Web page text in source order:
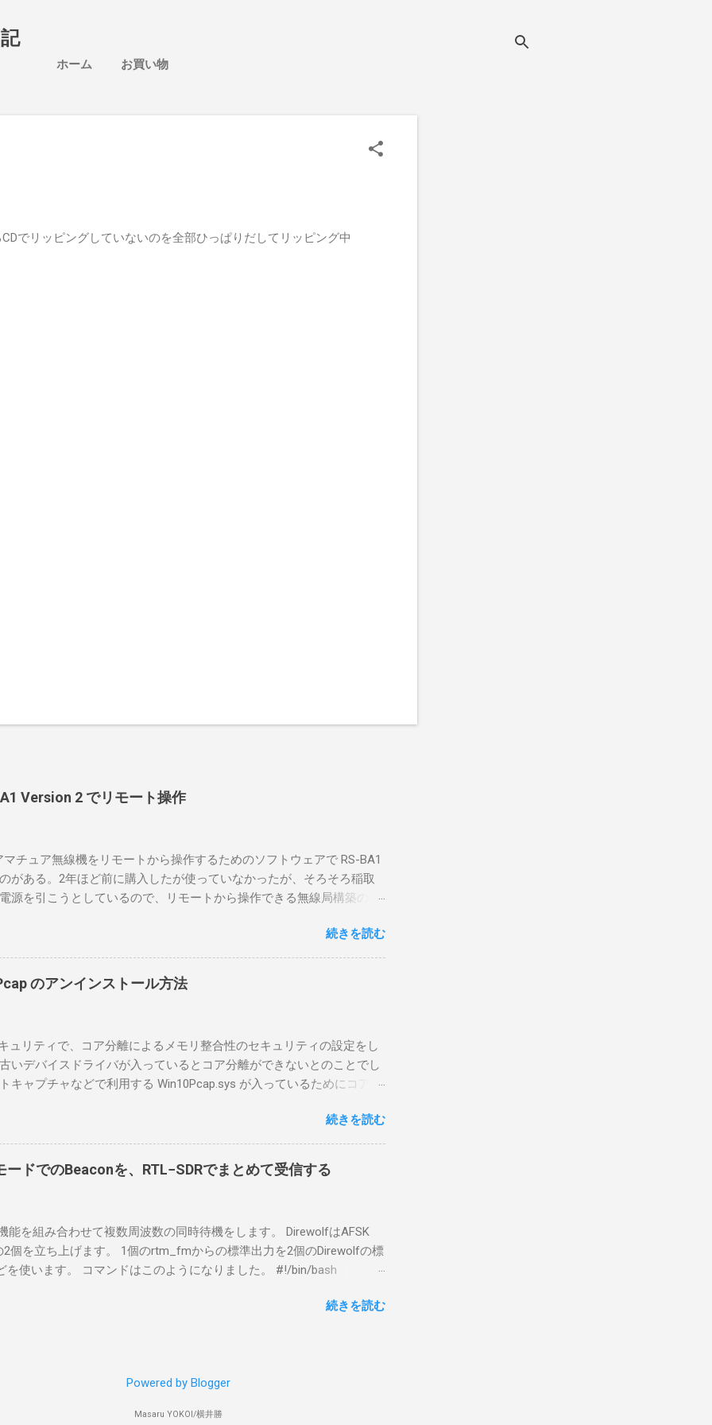
ホーム お買い物
でリッピングしていないのを全部ひっぱりだしてリッピング中
Version 2 でリモート操作
マチュア無線機をリモートから操作するためのソフトウェアで RS-BA1
がある。2年ほど前に購入したが使っていなかったが、そろそろ稲取
源を引こうとしているので、リモートから操作できる無線局構築のた
ったのだが、ちっともそんなに簡単につながらなかった。ということ
ポイントを明示しながら、私なりの解説を書いてみる。 基本的な構成
使う場合は、下記のこれらものが必要である ICOMの無線機。 今回は私
るIC-7300を使う。 無線機側(サーバ側) のWindows PC。 今回はちょ
なと思って。 操作側 (クライアント側) の Windows PC。 今回は手元
スコンピュータのWindows 11が入ったPC 操作側で音声を使った交信
ば、相応なマイクなど。 そして、リモート操作を行うソフトウェアで
した無線機からサーバPC、クライアントPCまでの流れはこの様になっ
線機内では、USB Hubの先にUSB SerialとUSB Audio がつながってい
は無線機のマイコンとつながり、CI-Vでのコマンドが交換でき
で交換できるようになっており、USB SerialなどのSerial portで送受
Vの内容はUDP 50002で交換でき、USB Audioからの音声データはUDP
受信している。 利用者側のクライアントPCでは、Remote UtilityとRS-
Controlの2つのアプリで仕事を分担するようになっている。 クライ
続きを読む
のアンインストール方法
ュリティで、コア分離によるメモリ整合性のセキュリティの設定をし
いデバイスドライバが入っているとコア分離ができないとのことでし
キャプチャなどで利用する Win10Pcap.sys が入っているためにコア分
、どのように実行すればよいのか調べながら実施しました。結論とし
用いればよかったです。 まずは管理者権限でTerminalを実行しま
ンストールした環境でしたので、PowerShellが起動しました。 適当
ールされているドライバを書き出す。 pnputil /enum-drivers > inf.txt #
を探し出す notepad.exe inf.txt 下記のよう場所があったので、ここ
x64 クラス名: NetTrans クラス GUID: {4d36e975-e325-11ce-bfc1-
ージョン: 10/08/2015 10.2.0.5002 署名者名: Microsoft Windows
今回の場合は oem131.inf が win10pcap に該当するので、これを削
続きを読む
ードでのBeaconを、RTL−SDRでまとめて受信する
能を組み合わせて複数周波数の同時待機をします。 DirewolfはAFSK
2個を立ち上げます。 1個のrtm_fmからの標準出力を2個のDirewolfの標
を使います。 コマンドはこのようになりました。 #!/bin/bash
20 - | \ tee >(direwolf -c "$direwolf_conf" -r 48000 -D 1 -t 0 -B 1200 - |
DELAY=0:30 EVERY=90:00 SYMBOL="igate" overlay=R lat=34^46.02
続きを読む
Powered by Blogger
Masaru YOKOI/横井勝